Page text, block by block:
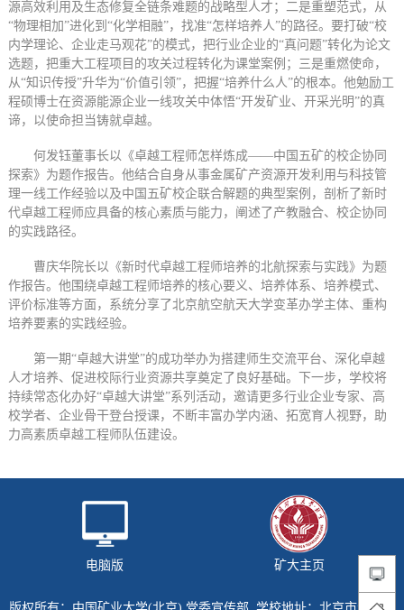
源高效利用及生态修复全链条难题的战略型人才；二是重塑范式，从
“物理相加”进化到“化学相融”，找准“怎样培养人”的路径。要打破“校
内学理论、企业走马观花”的模式，把行业企业的“真问题”转化为论文
选题，把重大工程项目的攻关过程转化为课堂案例；三是重燃使命，
从“知识传授”升华为“价值引领”，把握“培养什么人”的根本。他勉励工
程硕博士在资源能源企业一线攻关中体悟“开发矿业、开采光明”的真
谛，以使命担当铸就卓越。
何发钰董事长以《卓越工程师怎样炼成——中国五矿的校企协同
探索》为题作报告。他结合自身从事金属矿产资源开发利用与科技管
理一线工作经验以及中国五矿校企联合解题的典型案例，剖析了新时
代卓越工程师应具备的核心素质与能力，阐述了产教融合、校企协同
的实践路径。
曹庆华院长以《新时代卓越工程师培养的北航探索与实践》为题
作报告。他围绕卓越工程师培养的核心要义、培养体系、培养模式、
评价标准等方面，系统分享了北京航空航天大学变革办学主体、重构
培养要素的实践经验。
第一期“卓越大讲堂”的成功举办为搭建师生交流平台、深化卓越
人才培养、促进校际行业资源共享奠定了良好基础。下一步，学校将
持续常态化办好“卓越大讲堂”系列活动，邀请更多行业企业专家、高
校学者、企业骨干登台授课，不断丰富办学内涵、拓宽育人视野，助
力高素质卓越工程师队伍建设。
电脑版 矿大主页